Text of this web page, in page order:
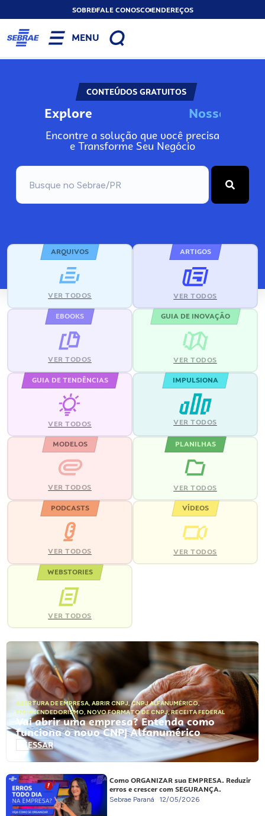
SOBREFALE CONOSCOENDEREÇOS
MENU
CONTEÚDOS GRATUITOS
Explore No
Encontre a solução que você precisa
e Transforme Seu Negócio
ARQUIVOS
VER TODOS
ARTIGOS
VER TODOS
EBOOKS
VER TODOS
GUIA DE INOVAÇÃO
VER TODOS
GUIA DE TENDÊNCIAS
VER TODOS
IMPULSIONA
VER TODOS
MODELOS
VER TODOS
PLANILHAS
VER TODOS
PODCASTS
VER TODOS
VÍDEOS
VER TODOS
WEBSTORIES
VER TODOS
ABERTURA DE EMPRESA, ABRIR CNPJ,CNPJ ALFANUMÉRICO,
EMPREENDEDORISMO, NOVO FORMATO DE CNPJ,RECEITA FEDERAL
Vai abrir uma empresa? Entenda como
funciona o novo CNPJ Alfanumérico
ACESSAR
Como ORGANIZAR sua EMPRESA. Reduzir
erros e crescer com SEGURANÇA.
Sebrae Paraná 12/05/2026